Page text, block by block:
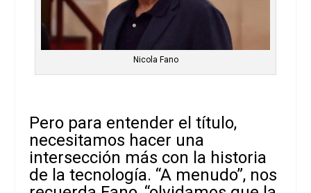
Nicola Fano
Pero para entender el título,
necesitamos hacer una
intersección más con la historia
de la tecnología. “A menudo”, nos